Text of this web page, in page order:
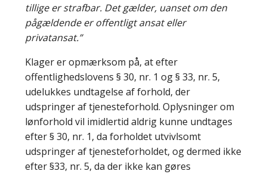
tillige er strafbar. Det gælder, uanset om den
pågældende er offentligt ansat eller
privatansat.”
Klager er opmærksom på, at efter
offentlighedslovens § 30, nr. 1 og § 33, nr. 5,
udelukkes undtagelse af forhold, der
udspringer af tjenesteforhold. Oplysninger om
lønforhold vil imidlertid aldrig kunne undtages
efter § 30, nr. 1, da forholdet utvivlsomt
udspringer af tjenesteforholdet, og dermed ikke
efter §33, nr. 5, da der ikke kan gøres